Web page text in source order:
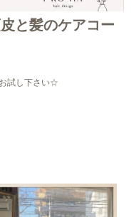
と髪のケアコー
試し下さい☆